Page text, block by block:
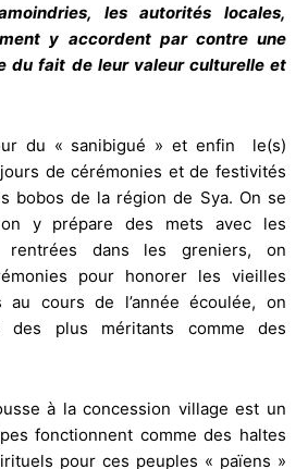
les autorités locales,
y accordent par contre une
du fait de leur valeur culturelle et
du « sanibigué » et enfin le(s)
de cérémonies et de festivités
bobos de la région de Sya. On se
y prépare des mets avec les
rentrées dans les greniers, on
pour honorer les vieilles
au cours de l’année écoulée, on
des plus méritants comme des
à la concession village est un
fonctionnent comme des haltes
pour ces peuples « païens »